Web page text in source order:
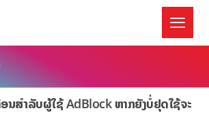
ອນສຳລັບຜູ້ໃຊ້ AdBlock ຫາກຍັງບໍ່ຢຸດໃຊ້ຈະ